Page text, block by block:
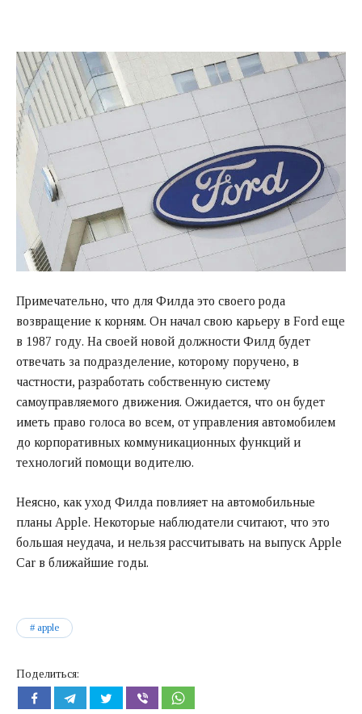
Примечательно, что для Филда это своего рода
возвращение к корням. Он начал свою карьеру в Ford еще
в 1987 году. На своей новой должности Филд будет
отвечать за подразделение, которому поручено, в
частности, разработать собственную систему
самоуправляемого движения. Ожидается, что он будет
иметь право голоса во всем, от управления автомобилем
до корпоративных коммуникационных функций и
технологий помощи водителю.
Неясно, как уход Филда повлияет на автомобильные
планы Apple. Некоторые наблюдатели считают, что это
большая неудача, и нельзя рассчитывать на выпуск Apple
Car в ближайшие годы.
apple
Поделиться: